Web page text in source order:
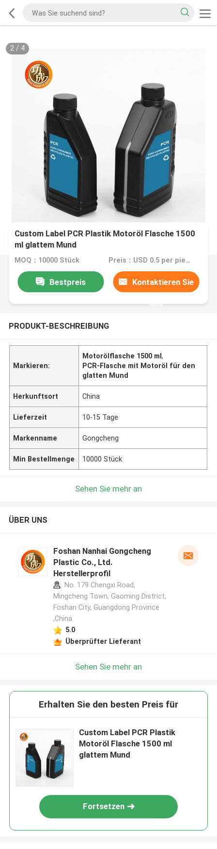
2/ 4
Custom Label PCR Plastik Motoröl Flasche 1500
ml glattem Mund
MOQ：10000 Stück Preis：USD 0.5 per piece
Bestpreis Kontaktieren Sie
uns
PRODUKT-BESCHREIBUNG
Markieren:
Motorölflasche 1500 ml,
PCR-Flasche mit Motoröl für den
glatten Mund
Herkunftsort China
Lieferzeit 10-15 Tage
Markenname Gongcheng
Min Bestellmenge 10000 Stück
Sehen Sie mehr an
ÜBER UNS
Foshan Nanhai Gongcheng
Plastic Co., Ltd.
Herstellerprofil
No. 179 Chengxi Road,
Mingcheng Town, Gaoming District,
Foshan City, Guangdong Province
,China
5.0
Überprüfter Lieferant
Sehen Sie mehr an
Erhalten Sie den besten Preis für
Custom Label PCR Plastik
Motoröl Flasche 1500 ml
glattem Mund
Fortsetzen